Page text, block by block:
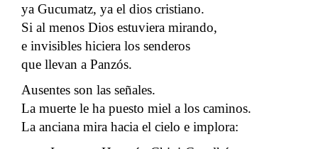
ya Gucumatz, ya el dios cristiano.
Si al menos Dios estuviera mirando,
e invisibles hiciera los senderos
que llevan a Panzós.
Ausentes son las señales.
La muerte le ha puesto miel a los caminos.
La anciana mira hacia el cielo e implora: